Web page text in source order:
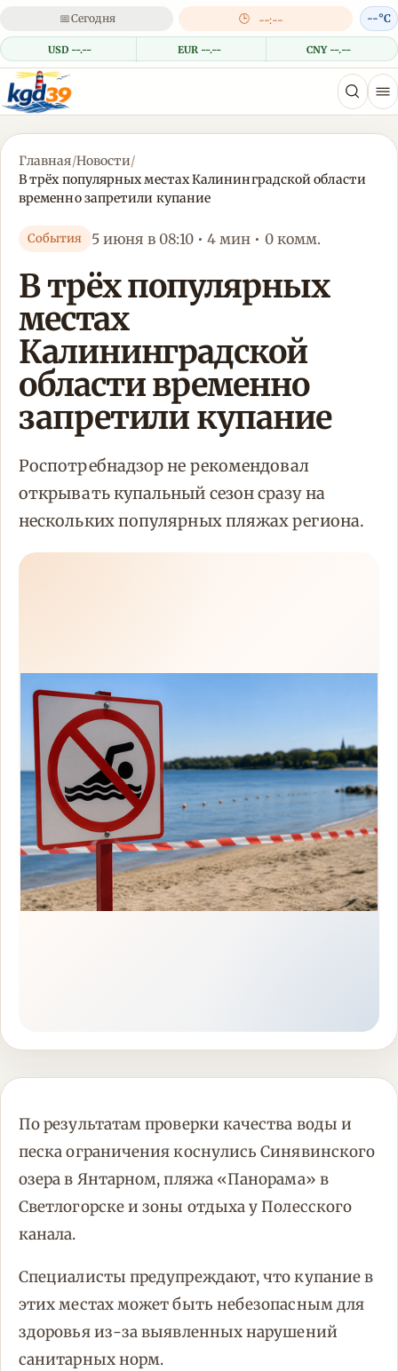
📅Сегодня 🕒 --:--
USD --.-- EUR --.-- CNY --.--
--°C
Главная/Новости/
В трёх популярных местах Калининградской области
временно запретили купание
События 5 июня в 08:10 • 4 мин • 0 комм.
В трёх популярных
местах
Калининградской
области временно
запретили купание
Роспотребнадзор не рекомендовал
открывать купальный сезон сразу на
нескольких популярных пляжах региона.
По результатам проверки качества воды и
песка ограничения коснулись Синявинского
озера в Янтарном, пляжа «Панорама» в
Светлогорске и зоны отдыха у Полесского
канала.
Специалисты предупреждают, что купание в
этих местах может быть небезопасным для
здоровья из-за выявленных нарушений
санитарных норм.